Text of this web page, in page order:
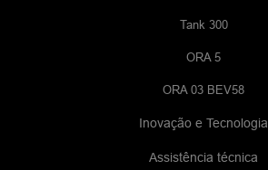
Tank 300
ORA 5
ORA 03 BEV58
Inovação e Tecnologia
Assistência técnica